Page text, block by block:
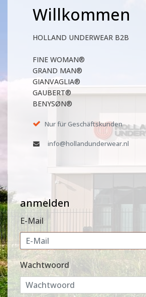
Willkommen
HOLLAND UNDERWEAR B2B
FINE WOMAN®
GRAND MAN®
GIANVAGLIA®
GAUBERT®
BENYSØN®
Nur für Geschäftskunden
info@hollandunderwear.nl
anmelden
E-Mail
Wachtwoord